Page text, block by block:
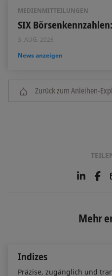
MEDIENMITTEILUNGEN
SIX
3. AUG. 2026
News anzeigen
Zurück zum Anleihen-
L
e
d
F
o
Mehr
Indizes
Präzise, zugänglich und